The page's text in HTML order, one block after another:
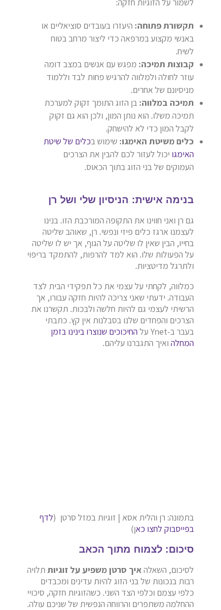
לשמור על הזוגיות חזקה:
תקשורת פתוחה: היעזרו בעובדים סוציאליים או
באנשי מקצוע במרפאה כדי ליצור מרחב בטוח
לשיח.
קבוצות תמיכה: מפגש עם אנשים במצב דומה
עוזר לחולה ולמלווה להרגיש פחות לבד וללמוד
מניסיונם של אחרים.
תמיכה במלווה: בן הזוג התומך זקוק למערכת
תמיכה משלו. הוא נותן המון, ולכן הוא גם זקוק
לקבל המון כדי לא להישחק.
כלים משיטת האימגו: שימוש בכלים של שיטת
האימגו יכול לעזור לכם להבין את הצרכים
העמוקים של בני הזוג בתוך הכאוס.
בנימה אישית: הניסיון שלי ושל רן
גם רן ואני חווינו את התקופה המורכבת הזו. בנינו
לעצמנו ארגז כלים פיזי ונפשי. רן, שאוהב שליטה
בחייו, הבין שאין לו שליטה על הגוף, אך יש לו שליטה
על הפעולות שלו. הוא למד להרפות, להתמקד בריפוי
ולתרגל מדיטציות.
כמלווה, לקחתי על עצמי את כל תפקידי הבית לצד
העבודה. ידעתי שאני צריכה להיות חזקה עבורו, אך
הרשיתי לעצמי גם להיות חלשה ולבכות. תקשרנו את
הצרכים והפחדים שלנו בסבלנות אין קץ. כתבתי
בעבר ב-Ynet על
החיכוכים שנוצרו בינינו בזמן
המחלהואיך התגברנו עליהם.
בתמונה: רן והלית אסא | זוגיות במזל סרטן (לדף
בפייסבוק לחצו כאן)
סיכום: לצמוח מתוך הכאב
לסיכום, השאלהאיך סרטן משפיע על זוגיותתלויה
רבות בנכונות של בני הזוג להיות עדינים ומכבדים
כלפי עצמם וכלפי הצד השני. כשהזוגיות חזקה, סיכויי
ההחלמה משתפרים והרווחה הנפשית של שניכם עולה.